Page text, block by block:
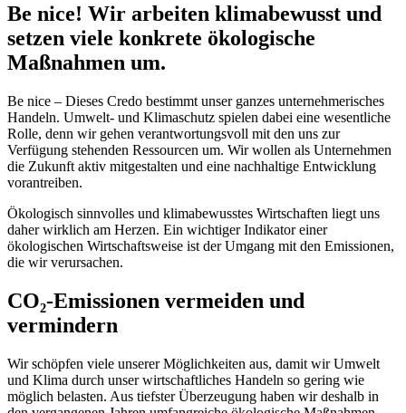
Be nice! Wir arbeiten klimabewusst und
setzen viele konkrete ökologische
Maßnahmen um.
Be nice – Dieses Credo bestimmt unser ganzes unternehmerisches
Handeln. Umwelt- und Klimaschutz spielen dabei eine wesentliche
Rolle, denn wir gehen verantwortungsvoll mit den uns zur
Verfügung stehenden Ressourcen um. Wir wollen als Unternehmen
die Zukunft aktiv mitgestalten und eine nachhaltige Entwicklung
vorantreiben.
Ökologisch sinnvolles und klimabewusstes Wirtschaften liegt uns
daher wirklich am Herzen. Ein wichtiger Indikator einer
ökologischen Wirtschaftsweise ist der Umgang mit den Emissionen,
die wir verursachen.
CO₂-Emissionen vermeiden und
vermindern
Wir schöpfen viele unserer Möglichkeiten aus, damit wir Umwelt
und Klima durch unser wirtschaftliches Handeln so gering wie
möglich belasten. Aus tiefster Überzeugung haben wir deshalb in